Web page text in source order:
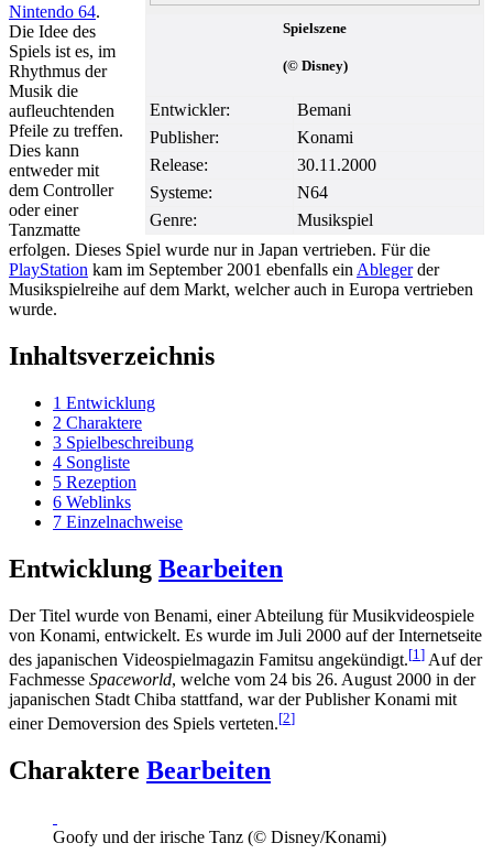
Spielszene
(© Disney)
Entwickler:
Bemani
Publisher:
Konami
Release:
30.11.2000
Systeme:
N64
Genre:
Musikspiel
Nintendo 64.
Die Idee des
Spiels ist es, im
Rhythmus der
Musik die
aufleuchtenden
Pfeile zu treffen.
Dies kann
entweder mit
dem Controller
oder einer
Tanzmatte
erfolgen. Dieses Spiel wurde nur in Japan vertrieben. Für die
PlayStation kam im September 2001 ebenfalls ein Ablegerder
Musikspielreihe auf dem Markt, welcher auch in Europa vertrieben
wurde.
Inhaltsverzeichnis
1 Entwicklung
2 Charaktere
3 Spielbeschreibung
4 Songliste
5 Rezeption
6 Weblinks
7 Einzelnachweise
Entwicklung Bearbeiten
Der Titel wurde von Benami, einer Abteilung für Musikvideospiele
von Konami, entwickelt. Es wurde im Juli 2000 auf der Internetseite
des japanischen Videospielmagazin Famitsu angekündigt.[1 ] Auf der
Fachmesse Spaceworld, welche vom 24 bis 26. August 2000 in der
japanischen Stadt Chiba stattfand, war der Publisher Konami mit
einer Demoversion des Spiels verteten.[2]
Charaktere Bearbeiten
Goofy und der irische Tanz (© Disney/Konami)